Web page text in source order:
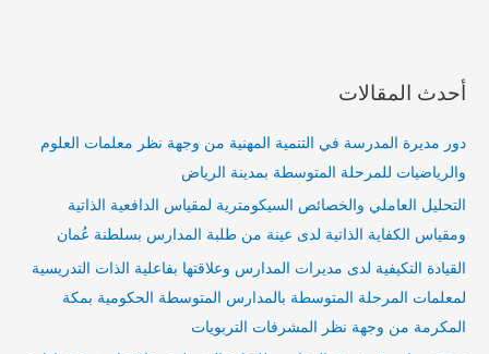
أحدث المقالات
دور مديرة المدرسة في التنمية المهنية من وجهة نظر معلمات العلوم
والرياضيات للمرحلة المتوسطة بمدينة الرياض
التحليل العاملي والخصائص السيكومترية لمقياس الدافعية الذاتية
ومقياس الكفاية الذاتية لدى عينة من طلبة المدارس بسلطنة عُمان
القيادة التكيفية لدى مديرات المدارس وعلاقتها بفاعلية الذات التدريسية
لمعلمات المرحلة المتوسطة بالمدارس المتوسطة الحكومية بمكة
المكرمة من وجهة نظر المشرفات التربويات